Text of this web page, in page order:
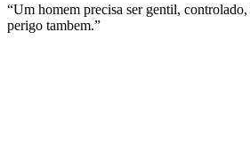
“Um homem precisa ser gentil, controlado,
perigo tambem.”